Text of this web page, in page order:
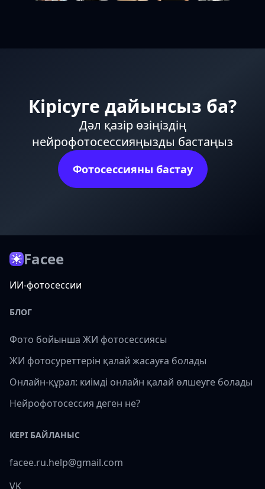
Кірісуге дайынсыз ба?
Дәл қазір өзіңіздің
нейрофотосессияңызды бастаңыз
Фотосессияны бастау
Facee
ИИ-фотосессии
БЛОГ
Фото бойынша ЖИ фотосессиясы
ЖИ фотосуреттерін қалай жасауға болады
Онлайн-құрал: киімді онлайн қалай өлшеуге болады
Нейрофотосессия деген не?
КЕРІ БАЙЛАНЫС
facee.ru.help@gmail.com
VK